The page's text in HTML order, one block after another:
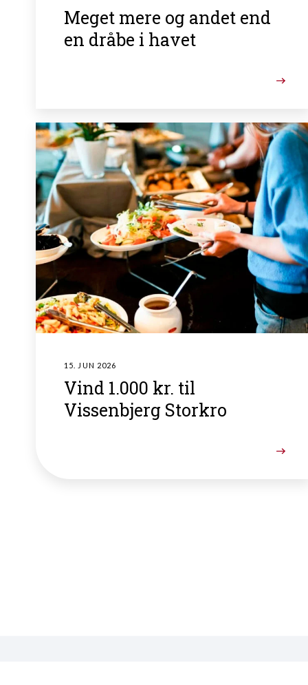
Meget mere og andet end
en dråbe i havet
15. JUN 2026
Vind 1.000 kr. til
Vissenbjerg Storkro